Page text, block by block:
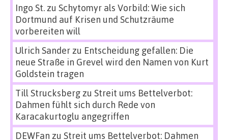
Ingo St.zu Schytomyr als Vorbild: Wie sich
Dortmund auf Krisen und Schutzräume
vorbereiten will
Ulrich Sanderzu Entscheidung gefallen: Die
neue Straße in Grevel wird den Namen von Kurt
Goldstein tragen
Till Strucksbergzu Streit ums Bettelverbot:
Dahmen fühlt sich durch Rede von
Karacakurtoglu angegriffen
DEWFan zu Streit ums Bettelverbot: Dahmen